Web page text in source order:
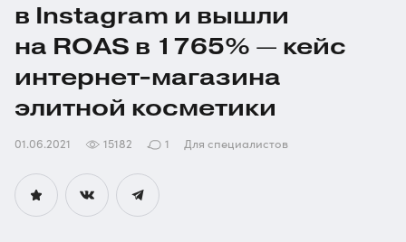
в Instagram и вышли
на ROAS в 1765% — кейс
интернет-магазина
элитной косметики
01.06.2021 15182 1 Для специалистов